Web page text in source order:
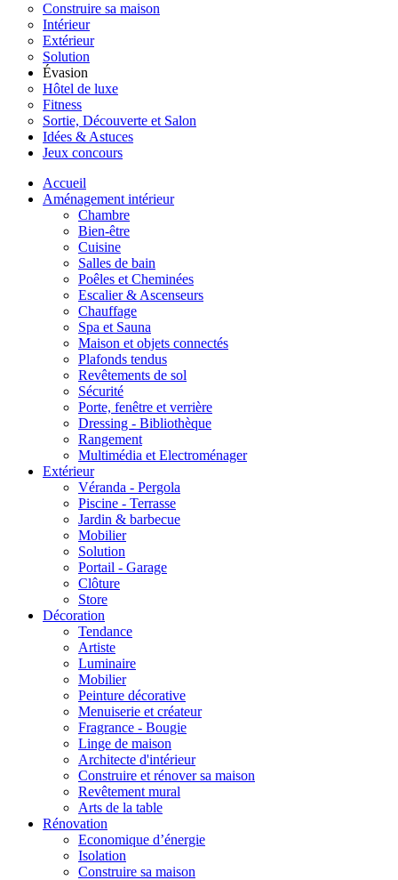
Construire sa maison
Intérieur
Extérieur
Solution
Évasion
Hôtel de luxe
Fitness
Sortie, Découverte et Salon
Idées & Astuces
Jeux concours
Accueil
Aménagement intérieur
Chambre
Bien-être
Cuisine
Salles de bain
Poêles et Cheminées
Escalier & Ascenseurs
Chauffage
Spa et Sauna
Maison et objets connectés
Plafonds tendus
Revêtements de sol
Sécurité
Porte, fenêtre et verrière
Dressing - Bibliothèque
Rangement
Multimédia et Electroménager
Extérieur
Véranda - Pergola
Piscine - Terrasse
Jardin & barbecue
Mobilier
Solution
Portail - Garage
Clôture
Store
Décoration
Tendance
Artiste
Luminaire
Mobilier
Peinture décorative
Menuiserie et créateur
Fragrance - Bougie
Linge de maison
Architecte d'intérieur
Construire et rénover sa maison
Revêtement mural
Arts de la table
Rénovation
Economique d’énergie
Isolation
Construire sa maison